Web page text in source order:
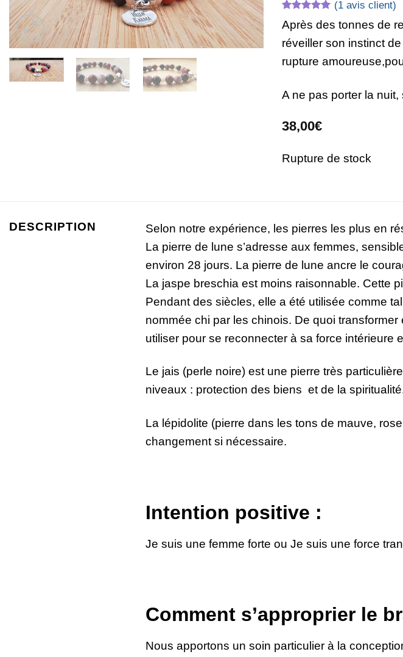
Noté
sur
5 basé sur
1
notation
client
(1avis client)
Après des tonnes de
réveiller son instinct
rupture
A ne pas porter la nuit,
38,00€
Rupture de stock
DESCRIPTION
Selon notre expérience, les pierres les plus en
La pierre de lune s’adresse aux femmes,
environ 28 jours. La pierre de lune ancre le
La jaspe breschia est moins raisonnable. Cette
Pendant des siècles, elle a été utilisée comme
nommée chi par les chinois. De quoi
utiliser pour se reconnecter à sa force intérieure
Le jais (perle noire) est une pierre très
niveaux : protection des biens et de la
La lépidolite (pierre dans les tons de mauve,
changement si nécessaire.
Intention positive :
Je suis une femme forte ou Je suis une force
Comment s’approprier le
Nous apportons un soin particulier à la